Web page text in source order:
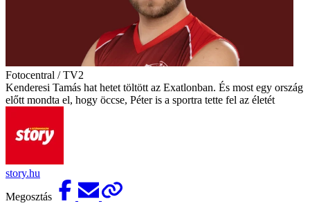
Fotocentral / TV2
Kenderesi Tamás hat hetet töltött az Exatlonban. És most egy ország
előtt mondta el, hogy öccse, Péter is a sportra tette fel az életét
story.hu
Megosztás